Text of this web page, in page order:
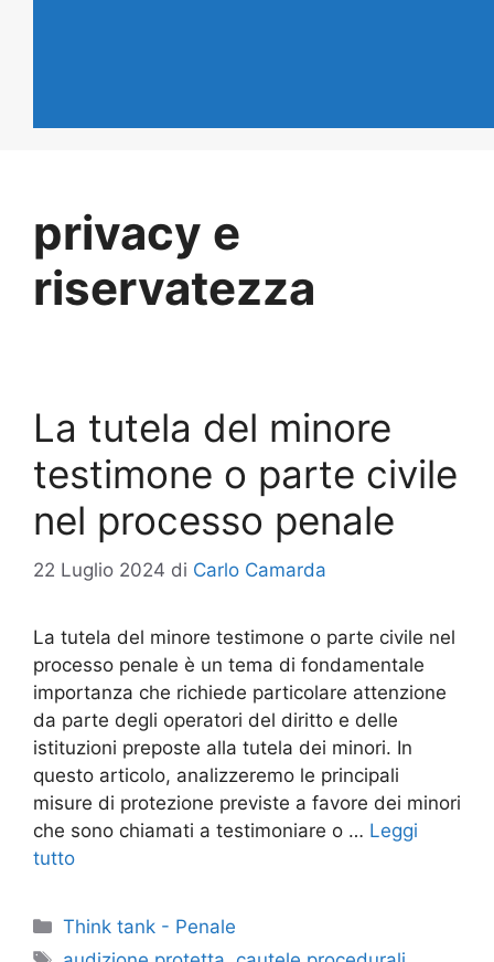
privacy e
riservatezza
La tutela del minore
testimone o parte civile
nel processo penale
22 Luglio 2024 di Carlo Camarda
La tutela del minore testimone o parte civile nel
processo penale è un tema di fondamentale
importanza che richiede particolare attenzione
da parte degli operatori del diritto e delle
istituzioni preposte alla tutela dei minori. In
questo articolo, analizzeremo le principali
misure di protezione previste a favore dei minori
che sono chiamati a testimoniare o … Leggi
tutto
Categorie
Think tank - Penale
Tag